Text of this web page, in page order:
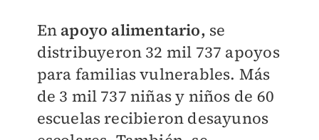
En apoyo alimentario, se
distribuyeron 32 mil 737 apoyos
para familias vulnerables. Más
de 3 mil 737 niñas y niños de 60
escuelas recibieron desayunos